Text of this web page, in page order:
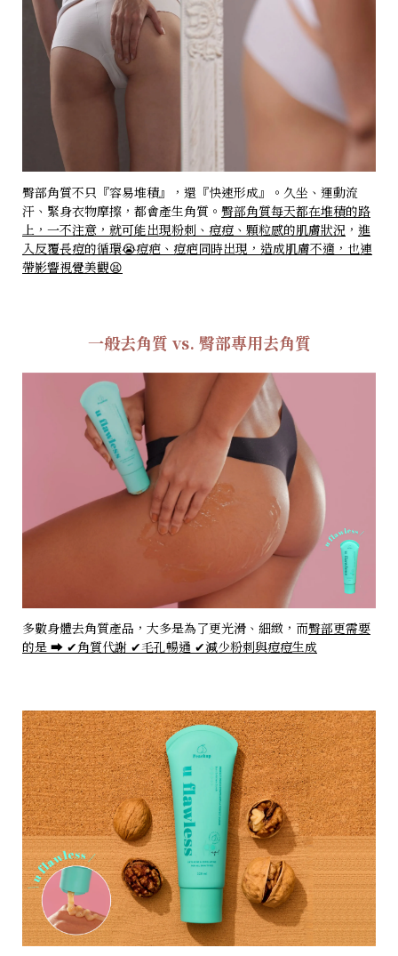
臀部角質不只『容易堆積』，還『快速形成』。久坐、運動流
汗、緊身衣物摩擦，都會產生角質。 臀部角質每天都在堆積的路
上，一不注意，就可能出現粉刺、痘痘、顆粒感的肌膚狀況 ， 進
入反覆長痘的循環😭痘疤、痘疤同時出現，造成肌膚不適，也連
帶影響視覺美觀😫
一般去角質 vs. 臀部專用去角質
多數身體去角質產品，大多是為了更光滑、細緻，而臀部更需要
的是 ➡️ ✔角質代謝 ✔毛孔暢通 ✔減少粉刺與痘痘生成